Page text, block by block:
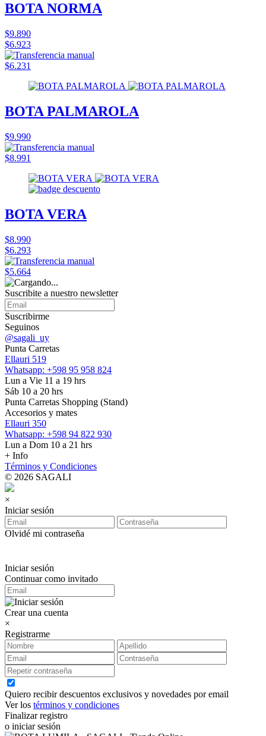
BOTA NORMA
$9.890
$6.923
$6.231
BOTA PALMAROLA
$9.990
$8.991
BOTA VERA
$8.990
$6.293
$5.664
Suscribite a nuestro newsletter
Suscribirme
Seguinos
@sagali_uy
Punta Carretas
Ellauri 519
Whatsapp: +598 95 958 824
Lun a Vie 11 a 19 hrs
Sáb 10 a 20 hrs
Punta Carretas Shopping (Stand)
Accesorios y mates
Ellauri 350
Whatsapp: +598 94 822 930
Lun a Dom 10 a 21 hrs
+ Info
Términos y Condiciones
© 2026 SAGALI
×
Iniciar sesión
Olvidé mi contraseña
Iniciar sesión
Continuar como invitado
Crear una cuenta
×
Registrarme
Quiero recibir descuentos exclusivos y novedades por email
Ver los términos y condiciones
Finalizar registro
o iniciar sesión